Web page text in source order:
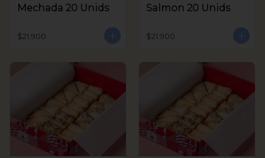
Mechada 20 Unids
$21.900
Salmon 20 Unids
$21.900